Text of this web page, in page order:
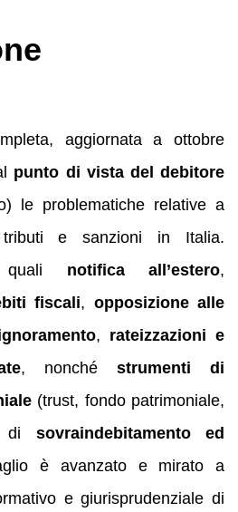
aggiornata a ottobre
punto di vista del debitore
le problematiche relative a
tributi e sanzioni in Italia.
quali notifica all’estero,
fiscali, opposizione alle
, rateizzazioni e
, nonché strumenti di
(trust, fondo patrimoniale,
di sovraindebitamento ed
è avanzato e mirato a
e giurisprudenziale di